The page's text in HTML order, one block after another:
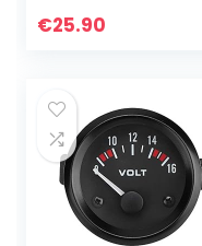
aansluiting
€25.90